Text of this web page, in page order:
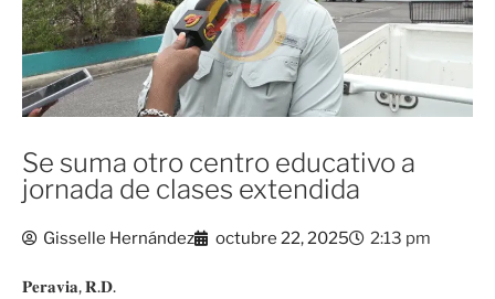
Se suma otro centro educativo a
jornada de clases extendida
Gisselle Hernández octubre 22, 2025 2:13 pm
𝐏𝐞𝐫𝐚𝐯𝐢𝐚, 𝐑.𝐃.